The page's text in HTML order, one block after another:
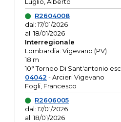
R2604008
dal: 17/01/2026
al: 18/01/2026
Interregionale
Lombardia: Vigevano (PV)
18 m
10° Torneo Di Sant'antonio
04042 - Arcieri Vigevano
Fogli, Francesco
R2606005
dal: 17/01/2026
al: 18/01/2026